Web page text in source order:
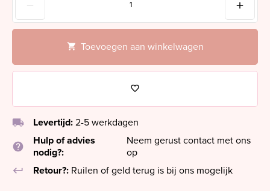
Toevoegen aan winkelwagen
local_shipping Levertijd: 2-5 werkdagen
help
Hulp of advies
nodig?:
Neem gerust contact met ons
op
keyboard_return
Retour?: Ruilen of geld terug is bij ons mogelijk